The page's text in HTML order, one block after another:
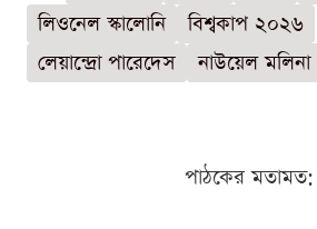
লিওনেল স্কালোনি
বিশ্বকাপ ২০২৬
লেয়ান্দ্রো পারেদেস
নাউয়েল মলিনা
পাঠকের মতামত: